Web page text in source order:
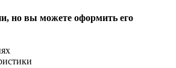
но вы можете оформить его